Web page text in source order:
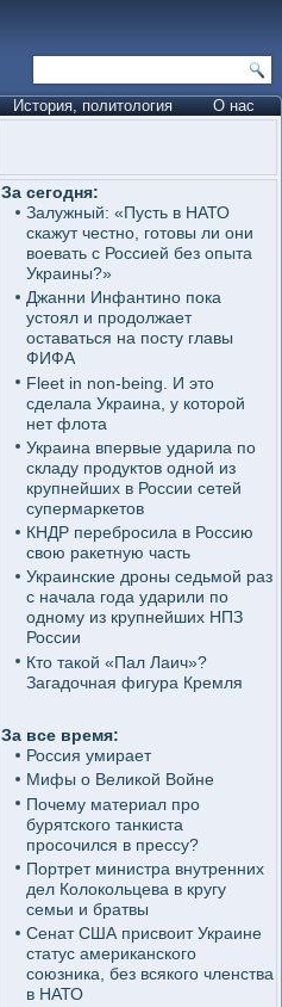
История, политология О нас
За сегодня:
Залужный: «Пусть в НАТО
скажут честно, готовы ли они
воевать с Россией без опыта
Украины?»
Джанни Инфантино пока
устоял и продолжает
оставаться на посту главы
ФИФА
Fleet in non-being. И это
сделала Украина, у которой
нет флота
Украина впервые ударила по
складу продуктов одной из
крупнейших в России сетей
супермаркетов
КНДР перебросила в Россию
свою ракетную часть
Украинские дроны седьмой раз
с начала года ударили по
одному из крупнейших НПЗ
России
Кто такой «Пал Лаич»?
Загадочная фигура Кремля
За все время:
Россия умирает
Мифы о Великой Войне
Почему материал про
бурятского танкиста
просочился в прессу?
Портрет министра внутренних
дел Колокольцева в кругу
семьи и братвы
Сенат США присвоит Украине
статус американского
союзника, без всякого членства
в НАТО